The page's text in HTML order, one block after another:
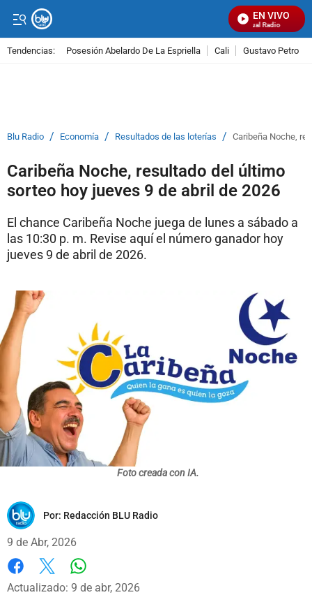
EN VIVO
Señal Visual Radio
Tendencias: Posesión Abelardo De La Espriella Cali Gustavo Petro
Blu Radio / Economía / Resultados de las loterías / Caribeña Noche,
Caribeña Noche, resultado del último
sorteo hoy jueves 9 de abril de 2026
El chance Caribeña Noche juega de lunes a sábado a
las 10:30 p. m. Revise aquí el número ganador hoy
jueves 9 de abril de 2026.
Foto creada con IA.
Por: Redacción BLU Radio
9 de Abr, 2026
Facebook
X
Actualizado: 9 de abr, 2026